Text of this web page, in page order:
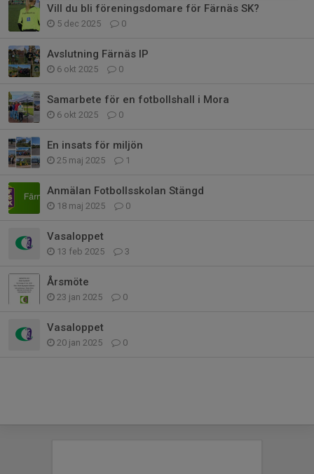
Vill du bli föreningsdomare för Färnäs SK?
5 dec 2025 0
Avslutning Färnäs IP
6 okt 2025 0
Samarbete för en fotbollshall i Mora
6 okt 2025 0
En insats för miljön
25 maj 2025 1
Anmälan Fotbollsskolan Stängd
18 maj 2025 0
Vasaloppet
13 feb 2025 3
Årsmöte
23 jan 2025 0
Vasaloppet
20 jan 2025 0